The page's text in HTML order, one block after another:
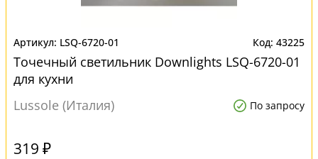
LSQ-6720-01 43225
Точечный светильник Downlights LSQ-6720-01
для кухни
Lussole (Италия)
По запросу
319 ₽